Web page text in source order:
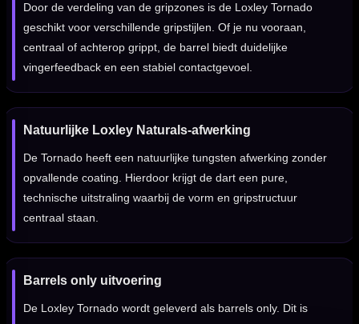
Door de verdeling van de gripzones is de Loxley Tornado
geschikt voor verschillende gripstijlen. Of je nu vooraan,
centraal of achterop grippt, de barrel biedt duidelijke
vingerfeedback en een stabiel contactgevoel.
Natuurlijke Loxley Naturals-afwerking
De Tornado heeft een natuurlijke tungsten afwerking zonder
opvallende coating. Hierdoor krijgt de dart een pure,
technische uitstraling waarbij de vorm en gripstructuur
centraal staan.
Barrels only uitvoering
De Loxley Tornado wordt geleverd als barrels only. Dit is